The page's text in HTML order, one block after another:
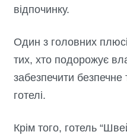
відпочинку.
Один з головних
тих, хто подорожує
забезпечити
готелі.
Крім того, готель